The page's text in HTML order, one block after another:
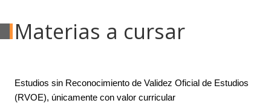
Materias a cursar
Estudios sin Reconocimiento de Validez Oficial de Estudios
(RVOE), únicamente con valor curricular